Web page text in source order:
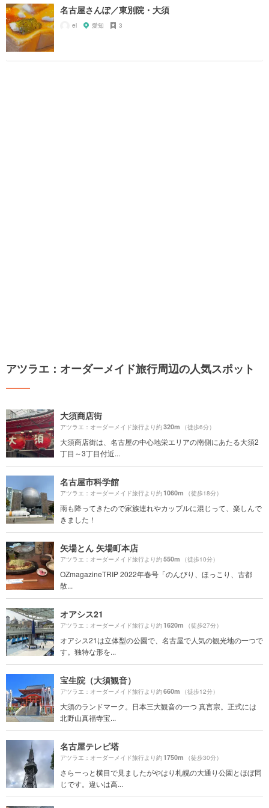
名古屋さんぽ／東別院・大須
el 愛知 3
アツラエ：オーダーメイド旅行周辺の人気スポット
大須商店街
アツラエ：オーダーメイド旅行より約320m （徒歩6分）
大須商店街は、名古屋の中心地栄エリアの南側にあたる大須2
丁目～3丁目付近...
名古屋市科学館
アツラエ：オーダーメイド旅行より約1060m （徒歩18分）
雨も降ってきたので家族連れやカップルに混じって、楽しんで
きました！
矢場とん 矢場町本店
アツラエ：オーダーメイド旅行より約550m （徒歩10分）
OZmagazineTRIP 2022年春号「のんびり、ほっこり、古都
散...
オアシス21
アツラエ：オーダーメイド旅行より約1620m （徒歩27分）
オアシス21は立体型の公園で、名古屋で人気の観光地の一つで
す。独特な形を...
宝生院（大須観音）
アツラエ：オーダーメイド旅行より約660m （徒歩12分）
大須のランドマーク。日本三大観音の一つ 真言宗。正式には
北野山真福寺宝...
名古屋テレビ塔
アツラエ：オーダーメイド旅行より約1750m （徒歩30分）
さらーっと横目で見ましたがやはり札幌の大通り公園とほぼ同
じです。違いは高...